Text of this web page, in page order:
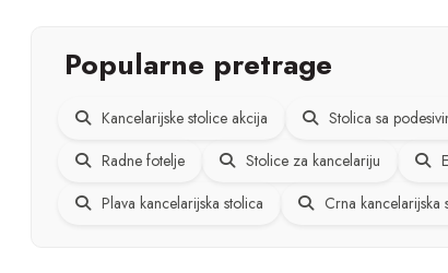
Popularne pretrage
Kancelarijske stolice akcija Stolica sa
Radne fotelje
Stolice za kancelariju
Plava kancelarijska stolica
Crna kancelarijska